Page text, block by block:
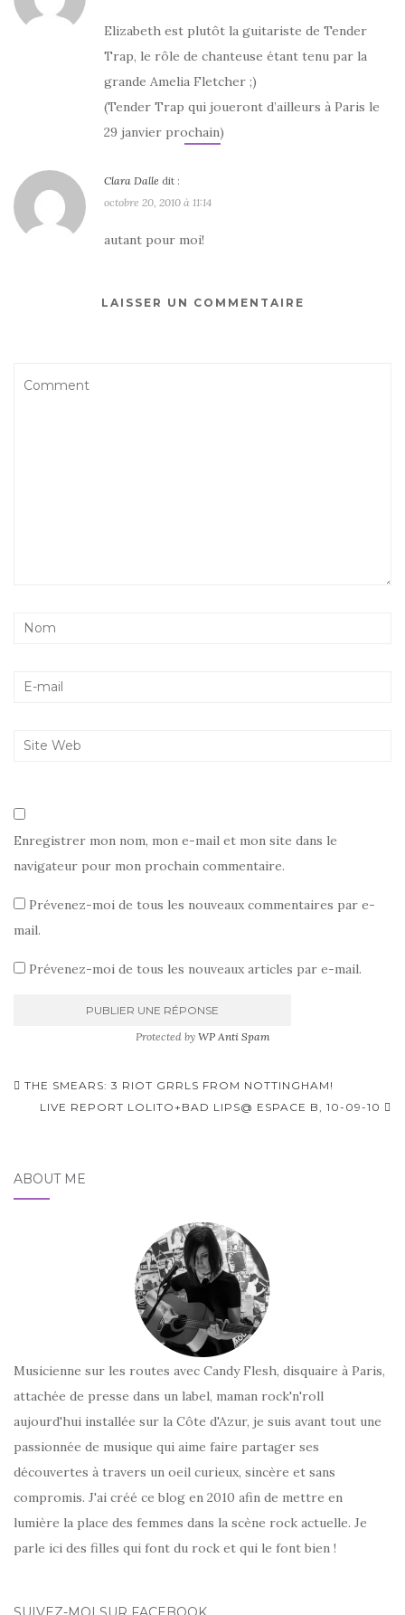
Elizabeth est plutôt la guitariste de Tender
Trap, le rôle de chanteuse étant tenu par la
grande Amelia Fletcher ;)
(Tender Trap qui joueront d’ailleurs à Paris le
29 janvier prochain)
Clara Dalle dit :
octobre 20, 2010 à 11:14
autant pour moi!
LAISSER UN COMMENTAIRE
Enregistrer mon nom, mon e-mail et mon site dans le
navigateur pour mon prochain commentaire.
Prévenez-moi de tous les nouveaux commentaires par e-
mail.
Prévenez-moi de tous les nouveaux articles par e-mail.
Protected by WP Anti Spam
Pagination
d'article
THE SMEARS: 3 RIOT GRRLS FROM NOTTINGHAM!
LIVE REPORT LOLITO+BAD LIPS@ ESPACE B, 10-09-10
ABOUT ME
Musicienne sur les routes avec Candy Flesh, disquaire à Paris,
attachée de presse dans un label, maman rock'n'roll
aujourd'hui installée sur la Côte d'Azur, je suis avant tout une
passionnée de musique qui aime faire partager ses
découvertes à travers un oeil curieux, sincère et sans
compromis. J'ai créé ce blog en 2010 afin de mettre en
lumière la place des femmes dans la scène rock actuelle. Je
parle ici des filles qui font du rock et qui le font bien !